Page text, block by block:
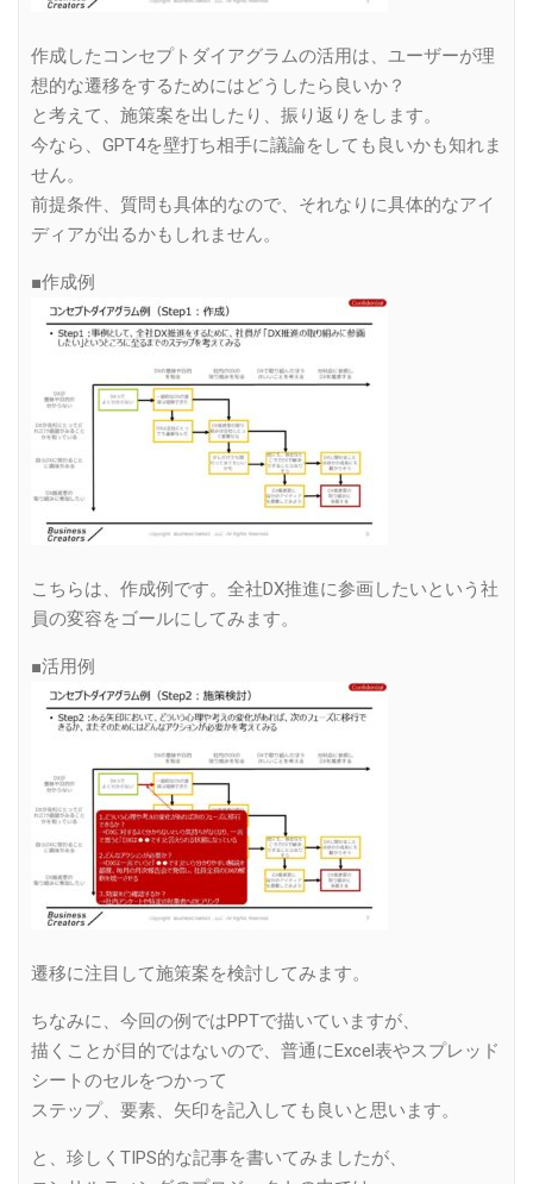
作成したコンセプトダイアグラムの活用は、ユーザーが理
想的な遷移をするためにはどうしたら良いか？
と考えて、施策案を出したり、振り返りをします。
今なら、GPT4を壁打ち相手に議論をしても良いかも知れま
せん。
前提条件、質問も具体的なので、それなりに具体的なアイ
ディアが出るかもしれません。
■作成例
こちらは、作成例です。全社DX推進に参画したいという社
員の変容をゴールにしてみます。
■活用例
遷移に注目して施策案を検討してみます。
ちなみに、今回の例ではPPTで描いていますが、
描くことが目的ではないので、普通にExcel表やスプレッド
シートのセルをつかって
ステップ、要素、矢印を記入しても良いと思います。
と、珍しくTIPS的な記事を書いてみましたが、